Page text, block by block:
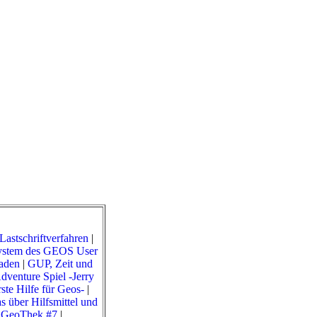
|
des GEOS User
| GUP, Zeit und
Spiel -Jerry
Hilfe für Geos-|
über Hilfsmittel und
#7 |